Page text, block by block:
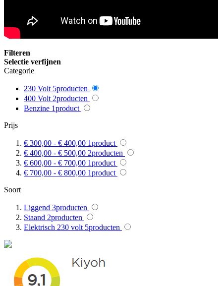
Filteren
Selectie verfijnen
Categorie
230 Volt 5producten
400 Volt 2producten
Benzine 1product
Prijs
€ 300,00 - € 400,00 1product
€ 400,00 - € 500,00 2producten
€ 600,00 - € 700,00 1product
€ 700,00 - € 800,00 1product
Soort
Liggend 3producten
Staand 2producten
Elektrisch 230 volt 5producten